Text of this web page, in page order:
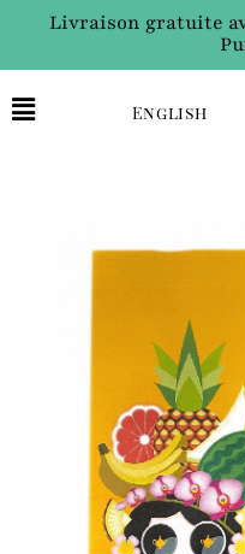
Livraison gratuite
English